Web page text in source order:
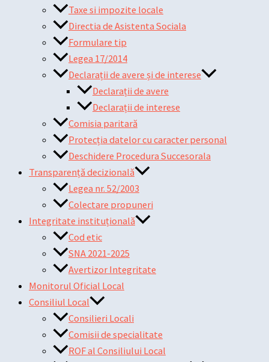
Taxe si impozite locale
Directia de Asistenta Sociala
Formulare tip
Legea 17/2014
Declarații de avere și de interese
Declarații de avere
Declarații de interese
Comisia paritară
Protecția datelor cu caracter personal
Deschidere Procedura Succesorala
Transparență decizională
Legea nr. 52/2003
Colectare propuneri
Integritate instituțională
Cod etic
SNA 2021-2025
Avertizor Integritate
Monitorul Oficial Local
Consiliul Local
Consilieri Locali
Comisii de specialitate
ROF al Consiliului Local